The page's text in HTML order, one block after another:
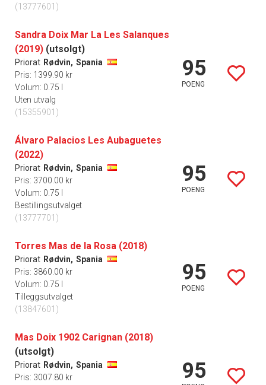
(13777601)
Sandra Doix Mar La Les Salanques
(2019) (utsolgt)
Priorat Rødvin, Spania
Pris: 1399.90 kr
Volum: 0.75 l
Uten utvalg
(15355901)
95
POENG
Álvaro Palacios Les Aubaguetes
(2022)
Priorat Rødvin, Spania
Pris: 3700.00 kr
Volum: 0.75 l
Bestillingsutvalget
(13777701)
95
POENG
Torres Mas de la Rosa (2018)
Priorat Rødvin, Spania
Pris: 3860.00 kr
Volum: 0.75 l
Tilleggsutvalget
(13847601)
95
POENG
Mas Doix 1902 Carignan (2018)
(utsolgt)
Priorat Rødvin, Spania
Pris: 3007.80 kr
95